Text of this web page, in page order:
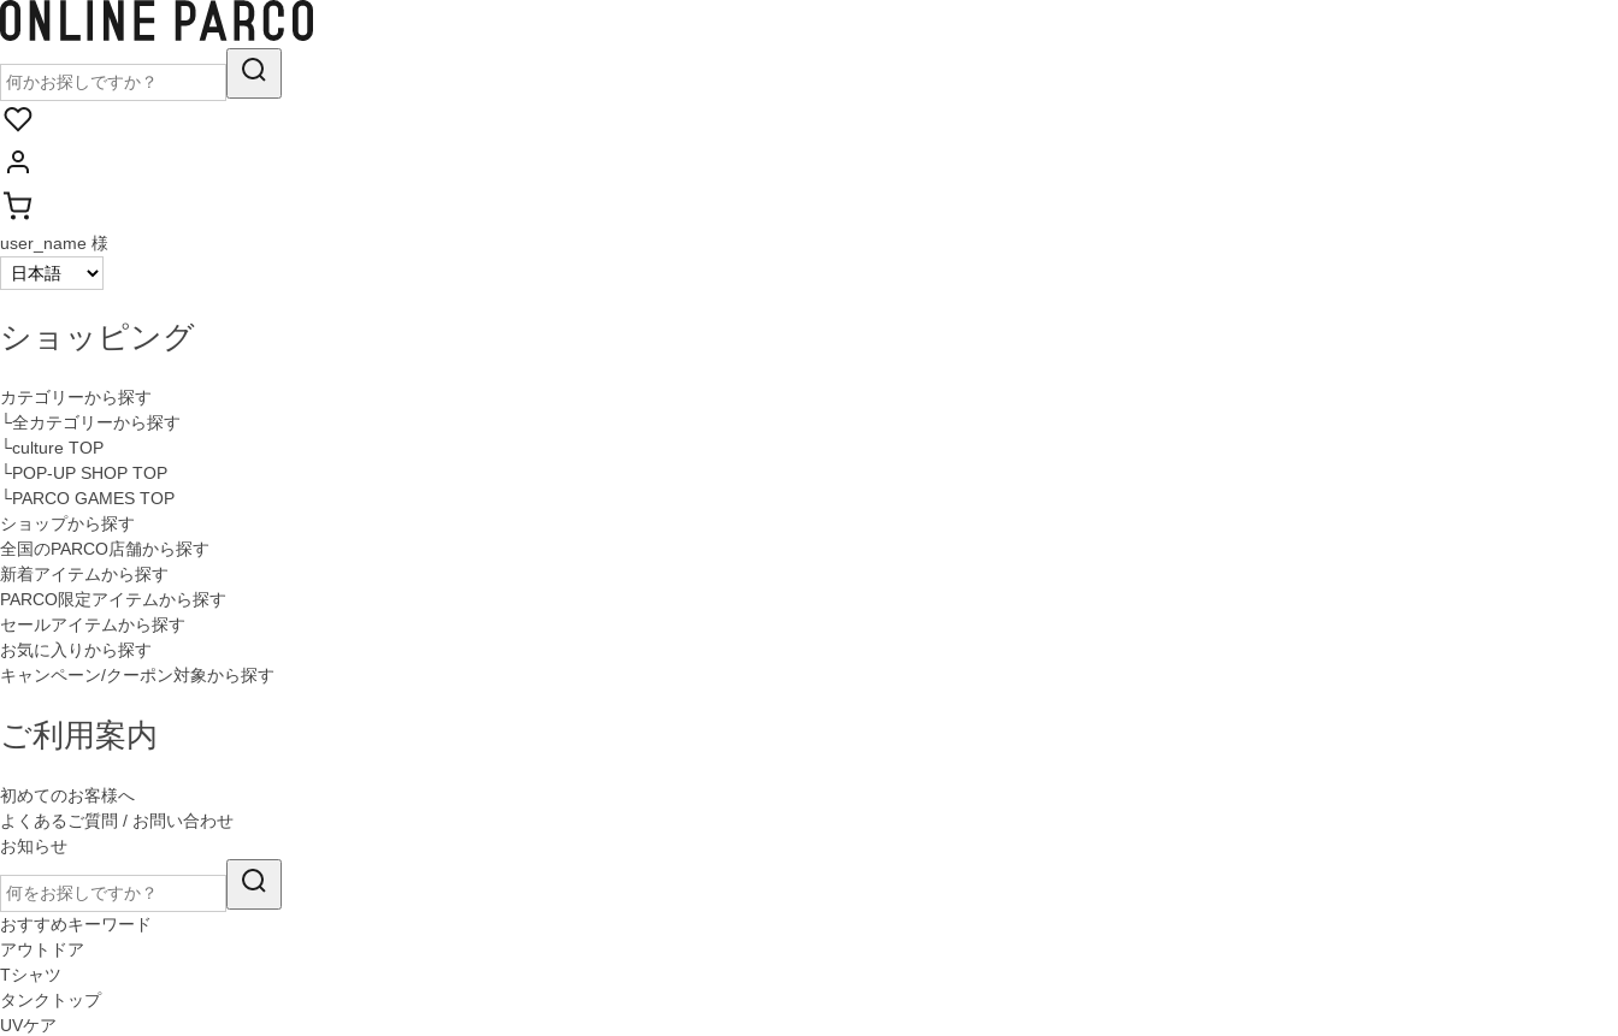
user_name 様
ショッピング
カテゴリーから探す
└全カテゴリーから探す
└culture TOP
└POP-UP SHOP TOP
└PARCO GAMES TOP
ショップから探す
全国のPARCO店舗から探す
新着アイテムから探す
PARCO限定アイテムから探す
セールアイテムから探す
お気に入りから探す
キャンペーン/クーポン対象から探す
ご利用案内
初めてのお客様へ
よくあるご質問 / お問い合わせ
お知らせ
おすすめキーワード
アウトドア
Tシャツ
タンクトップ
UVケア